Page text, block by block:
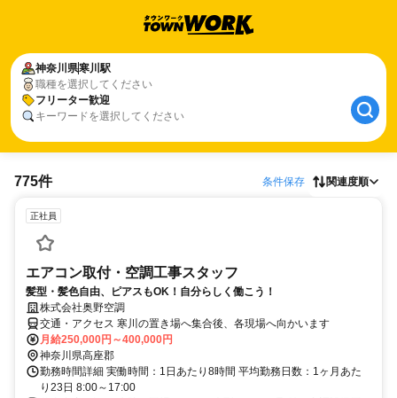
神奈川県寒川駅
職種を選択してください
フリーター歓迎
キーワードを選択してください
775件 条件保存 関連度順
正社員
エアコン取付・空調工事スタッフ
髪型・髪色自由、ピアスもOK！自分らしく働こう！
株式会社奥野空調
交通・アクセス 寒川の置き場へ集合後、各現場へ向かいます
月給250,000円～400,000円
神奈川県高座郡
勤務時間詳細 実働時間：1日あたり8時間 平均勤務日数：1ヶ月あた
り23日 8:00～17:00